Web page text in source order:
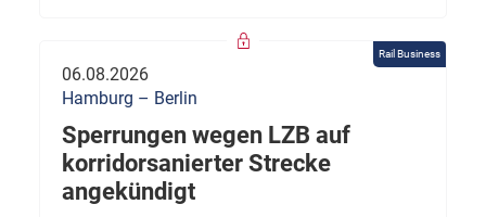
Rail Business
06.08.2026
Hamburg – Berlin
Sperrungen wegen LZB auf
korridorsanierter Strecke
angekündigt